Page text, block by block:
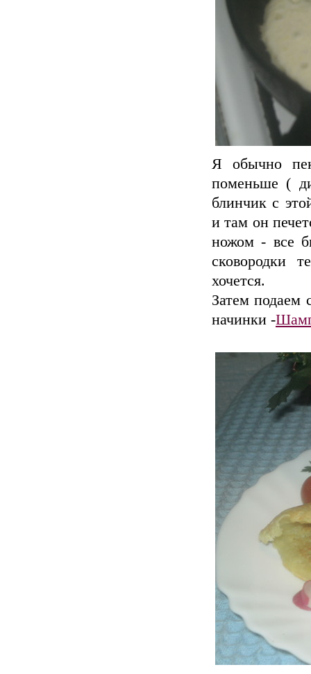
Я обычно
поменьше (
блинчик с
и там он
ножом - все
сковородки
хочется.
Затем подаем
начинки -